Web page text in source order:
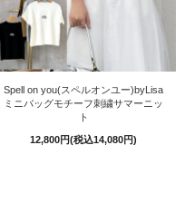
Spell on you(スペルオンユー)byLisa
ミニバッグモチーフ刺繍サマーニッ
ト
12,800円(税込14,080円)